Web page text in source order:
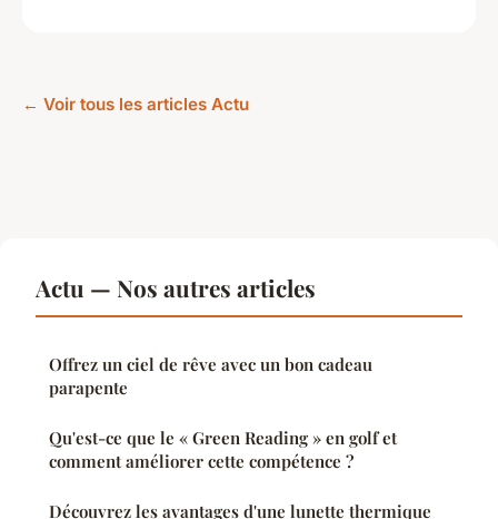
← Voir tous les articles Actu
Actu — Nos autres articles
Offrez un ciel de rêve avec un bon cadeau
parapente
Qu'est-ce que le « Green Reading » en golf et
comment améliorer cette compétence ?
Découvrez les avantages d'une lunette thermique